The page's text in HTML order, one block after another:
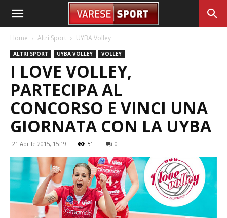
Home Altri Sport UYBA Volley
ALTRI SPORT UYBA VOLLEY VOLLEY
I LOVE VOLLEY,
PARTECIPA AL
CONCORSO E VINCI UNA
GIORNATA CON LA UYBA
21 Aprile 2015, 15:19 51 0